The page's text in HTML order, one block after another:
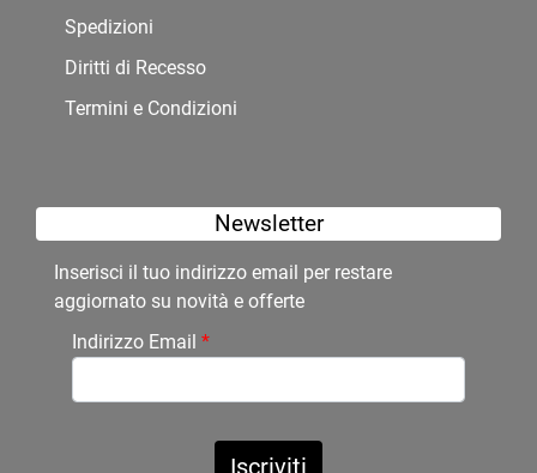
Spedizioni
Diritti di Recesso
Termini e Condizioni
Newsletter
Inserisci il tuo indirizzo email per restare
aggiornato su novità e offerte
Indirizzo Email *